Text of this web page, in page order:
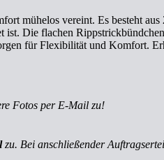
mühelos vereint. Es besteht
Die flachen
für Flexibilität und Komfort.
Fotos per E-Mail zu!
zu. Bei anschließender